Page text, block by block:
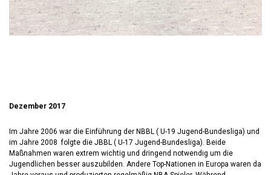
Dezember 2017
Im Jahre 2006 war die Einführung der NBBL ( U-19 Jugend-Bundesliga) und
im Jahre 2008 folgte die JBBL ( U-17 Jugend-Bundesliga). Beide
Maßnahmen waren extrem wichtig und dringend notwendig um die
Jugendlichen besser auszubilden. Andere Top-Nationen in Europa waren da